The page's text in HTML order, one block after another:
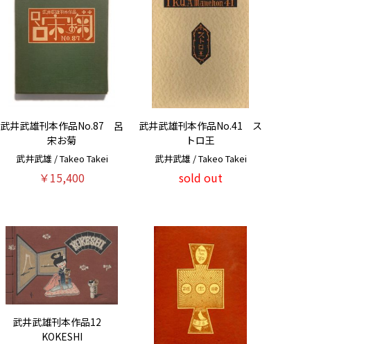
武井武雄刊本作品No.87 呂
宋お菊
武井武雄 / Takeo Takei
￥15,400
武井武雄刊本作品No.41 ス
トロ王
武井武雄 / Takeo Takei
sold out
武井武雄刊本作品12
KOKESHI